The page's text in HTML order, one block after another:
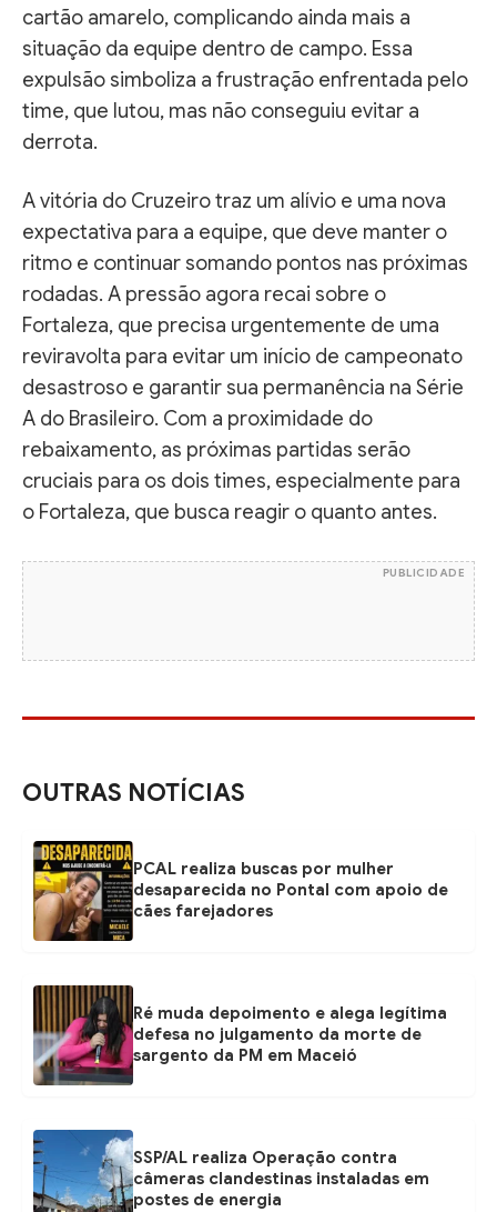
cartão amarelo, complicando ainda mais a
situação da equipe dentro de campo. Essa
expulsão simboliza a frustração enfrentada pelo
time, que lutou, mas não conseguiu evitar a
derrota.
A vitória do Cruzeiro traz um alívio e uma nova
expectativa para a equipe, que deve manter o
ritmo e continuar somando pontos nas próximas
rodadas. A pressão agora recai sobre o
Fortaleza, que precisa urgentemente de uma
reviravolta para evitar um início de campeonato
desastroso e garantir sua permanência na Série
A do Brasileiro. Com a proximidade do
rebaixamento, as próximas partidas serão
cruciais para os dois times, especialmente para
o Fortaleza, que busca reagir o quanto antes.
PUBLICIDADE
OUTRAS NOTÍCIAS
PCAL realiza buscas por mulher
desaparecida no Pontal com apoio de
cães farejadores
Ré muda depoimento e alega legítima
defesa no julgamento da morte de
sargento da PM em Maceió
SSP/AL realiza Operação contra
câmeras clandestinas instaladas em
postes de energia